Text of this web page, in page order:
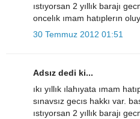
ıstıyorsan 2 yıllık barajı
oncelık ımam hatıplerın
30 Temmuz 2012 01:51
Adsız dedi ki...
ıkı yıllık ılahıyata ımam
sınavsız gecıs hakkı var.
ıstıyorsan 2 yıllık barajı